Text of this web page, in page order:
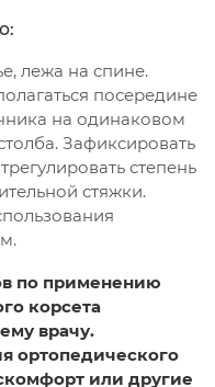
лежа на спине.
посередине
на одинаковом
Зафиксировать
степень
стяжки.
по применению
корсета
врачу.
ортопедического
или другие